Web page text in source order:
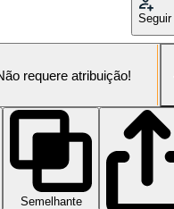
Seguir
requere atribuição!
Semelhante